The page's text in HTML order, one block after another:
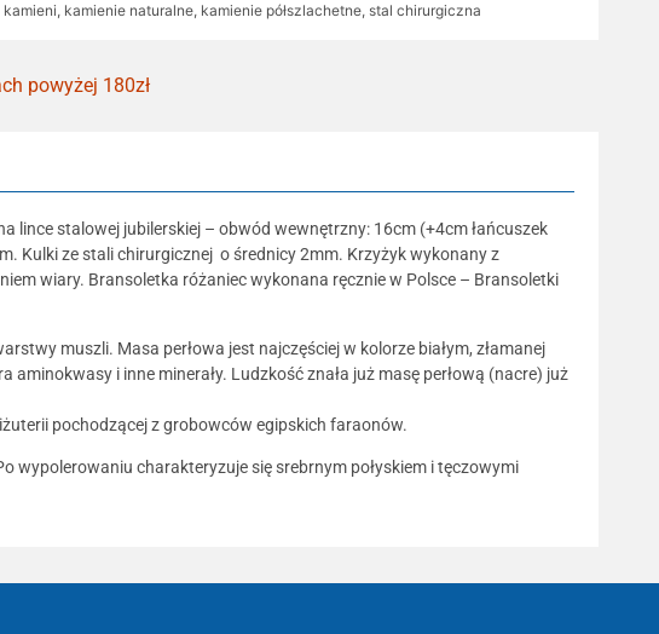
, kamienie naturalne, kamienie półszlachetne, stal chirurgiczna
powyżej 180zł
lince stalowej jubilerskiej – obwód wewnętrzny: 16cm (+4cm łańcuszek
Kulki ze stali chirurgicznej o średnicy 2mm. Krzyżyk wykonany z
wiary. Bransoletka różaniec wykonana ręcznie w Polsce – Bransoletki
muszli. Masa perłowa jest najczęściej w kolorze białym, złamanej
i inne minerały. Ludzkość znała już masę perłową (nacre) już
pochodzącej z grobowców egipskich faraonów.
wypolerowaniu charakteryzuje się srebrnym połyskiem i tęczowymi